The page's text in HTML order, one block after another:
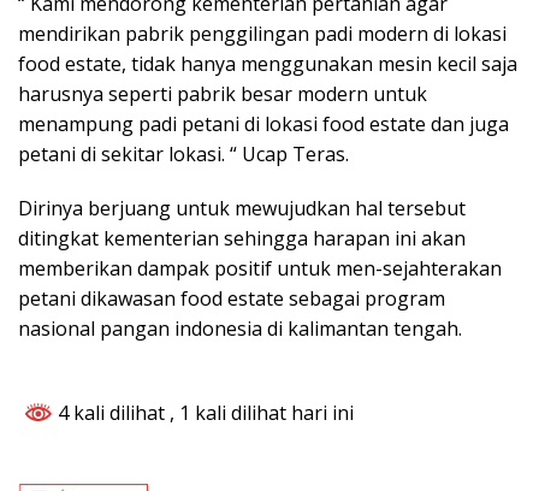
mendirikan pabrik penggilingan padi modern di lokasi
food estate, tidak hanya menggunakan mesin kecil saja
harusnya seperti pabrik besar modern untuk
menampung padi petani di lokasi food estate dan juga
petani di sekitar lokasi. “ Ucap Teras.
Dirinya berjuang untuk mewujudkan hal tersebut
ditingkat kementerian sehingga harapan ini akan
memberikan dampak positif untuk men-sejahterakan
petani dikawasan food estate sebagai program
nasional pangan indonesia di kalimantan tengah.
4 kali dilihat , 1 kali dilihat hari ini